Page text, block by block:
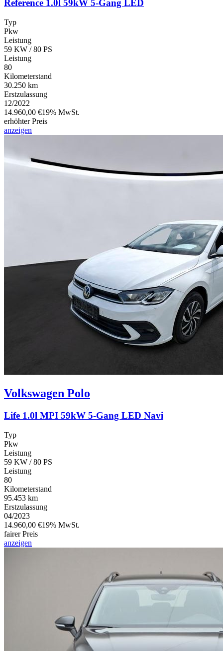
Reference 1.0l 59kW 5-Gang LED
Typ
Pkw
Leistung
59 KW / 80 PS
Leistung
80
Kilometerstand
30.250 km
Erstzulassung
12/2022
14.960,00 €19% MwSt.
erhöhter Preis
anzeigen
Volkswagen Polo
Life 1.0l MPI 59kW 5-Gang LED Navi
Typ
Pkw
Leistung
59 KW / 80 PS
Leistung
80
Kilometerstand
95.453 km
Erstzulassung
04/2023
14.960,00 €19% MwSt.
fairer Preis
anzeigen